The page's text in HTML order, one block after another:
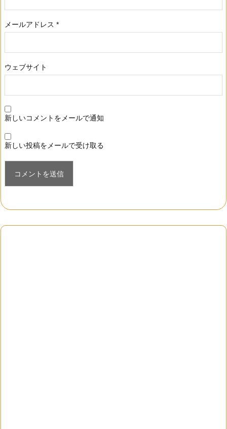
メールアドレス *
ウェブサイト
新しいコメントをメールで通知
新しい投稿をメールで受け取る